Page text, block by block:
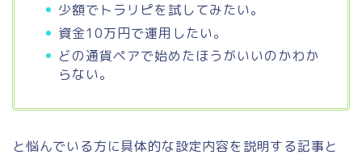
少額でトラリピを試してみたい。
資金10万円で運用したい。
どの通貨ペアで始めたほうがいいのかわか
らない。
と悩んでいる方に具体的な設定内容を説明する記事と